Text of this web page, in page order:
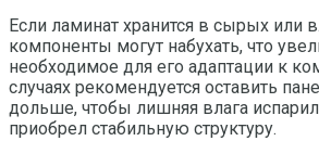
Если ламинат хранится в сырых или
компоненты могут набухать, что
необходимое для его адаптации к
случаях рекомендуется оставить
дольше, чтобы лишняя влага
приобрел стабильную структуру.